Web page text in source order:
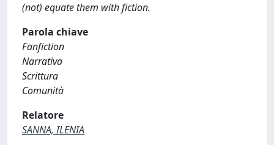
(not) equate them with fiction.
Parola chiave
Fanfiction
Narrativa
Scrittura
Comunità
Relatore
SANNA, ILENIA